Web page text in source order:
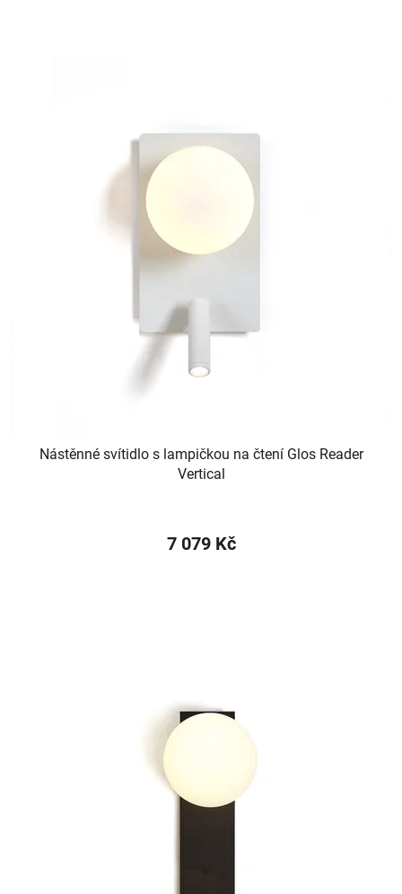
Nástěnné svítidlo s lampičkou na čtení Glos Reader
Vertical
7 079 Kč